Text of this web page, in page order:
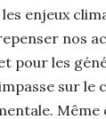
enjeux
nos
pour les
sur le